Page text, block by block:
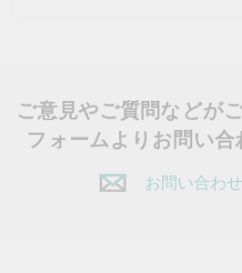
ご意見やご質問などが
フォームよりお問い合
お問い合わ